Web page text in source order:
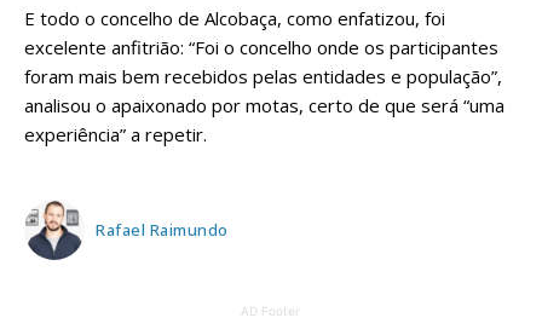
E todo o concelho de Alcobaça, como enfatizou, foi
excelente anfitrião: “Foi o concelho onde os participantes
foram mais bem recebidos pelas entidades e população”,
analisou o apaixonado por motas, certo de que será “uma
experiência” a repetir.
Rafael Raimundo
AD Footer